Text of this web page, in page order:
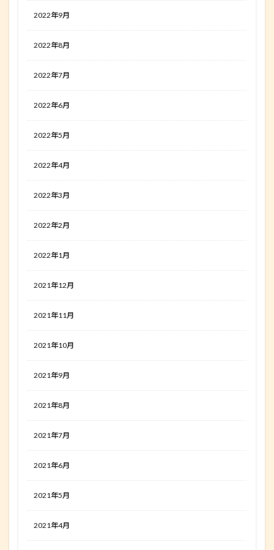
2022年9月
2022年8月
2022年7月
2022年6月
2022年5月
2022年4月
2022年3月
2022年2月
2022年1月
2021年12月
2021年11月
2021年10月
2021年9月
2021年8月
2021年7月
2021年6月
2021年5月
2021年4月